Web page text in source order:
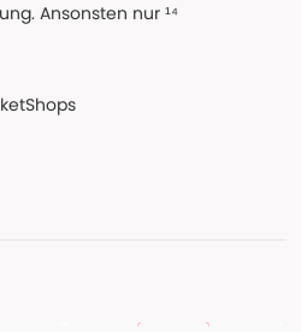
Ansonsten nur ¹⁴